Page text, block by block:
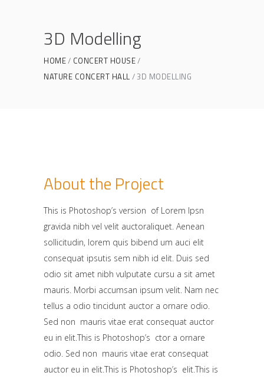
3D Modelling
HOME
CONCERT HOUSE
NATURE CONCERT HALL 3D MODELLING
About the Project
This is Photoshop’s version of Lorem Ipsn
gravida nibh vel velit auctoraliquet. Aenean
sollicitudin, lorem quis bibend um auci elit
consequat ipsutis sem nibh id elit. Duis sed
odio sit amet nibh vulputate cursu a sit amet
mauris. Morbi accumsan ipsum velit. Nam nec
tellus a odio tincidunt auctor a ornare odio.
Sed non mauris vitae erat consequat auctor
eu in elit.This is Photoshop’s ctor a ornare
odio. Sed non mauris vitae erat consequat
auctor eu in elit.This is Photoshop’s elit.This is